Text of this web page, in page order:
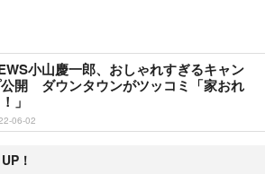
小山慶一郎、おしゃれすぎるキャン
開 ダウンタウンがツッコミ「家おれ
」
06-02
！